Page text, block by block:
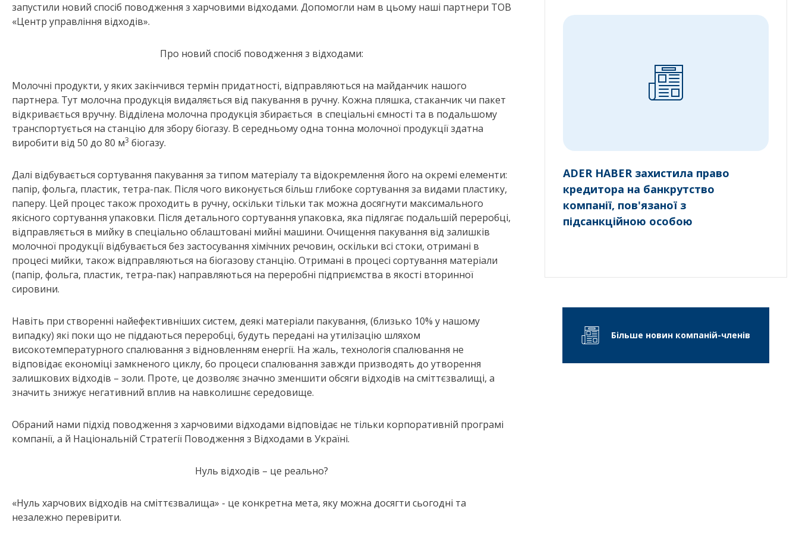
запустили новий спосіб поводження з харчовими відходами. Допомогли нам в цьому наші партнери ТОВ
«Центр управління відходів».
Про новий спосіб поводження з відходами:
Молочні продукти, у яких закінчився термін придатності, відправляються на майданчик нашого
партнера. Тут молочна продукція видаляється від пакування в ручну. Кожна пляшка, стаканчик чи пакет
відкривається вручну. Відділена молочна продукція збирається в спеціальні ємності та в подальшому
транспортується на станцію для збору біогазу. В середньому одна тонна молочної продукції здатна
виробити від 50 до 80 м3 біогазу.
Далі відбувається сортування пакування за типом матеріалу та відокремлення його на окремі елементи:
папір, фольга, пластик, тетра-пак. Після чого виконується більш глибоке сортування за видами пластику,
паперу. Цей процес також проходить в ручну, оскільки тільки так можна досягнути максимального
якісного сортування упаковки. Після детального сортування упаковка, яка підлягає подальшій переробці,
відправляється в мийку в спеціально облаштовані мийні машини. Очищення пакування від залишків
молочної продукції відбувається без застосування хімічних речовин, оскільки всі стоки, отримані в
процесі мийки, також відправляються на біогазову станцію. Отримані в процесі сортування матеріали
(папір, фольга, пластик, тетра-пак) направляються на переробні підприємства в якості вторинної
сировини.
Навіть при створенні найефективніших систем, деякі матеріали пакування, (близько 10% у нашому
випадку) які поки що не піддаються переробці, будуть передані на утилізацію шляхом
високотемпературного спалювання з відновленням енергії. На жаль, технологія спалювання не
відповідає економіці замкненого циклу, бо процеси спалювання завжди призводять до утворення
залишкових відходів – золи. Проте, це дозволяє значно зменшити обсяги відходів на сміттєзвалищі, а
значить знижує негативний вплив на навколишнє середовище.
Обраний нами підхід поводження з харчовими відходами відповідає не тільки корпоративній програмі
компанії, а й Національній Стратегії Поводження з Відходами в Україні.
Нуль відходів – це реально?
«Нуль харчових відходів на сміттєзвалища» - це конкретна мета, яку можна досягти сьогодні та
незалежно перевірити.
ADER HABER захистила право
кредитора на банкрутство
компанії, пов'язаної з
підсанкційною особою
Більше новин компаній-членів